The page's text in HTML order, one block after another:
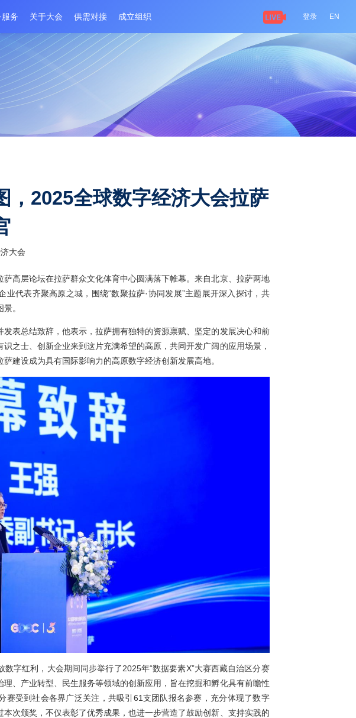
频集锦 会务服务 关于大会 供需对接
字蓝图，2025全球数字经济大会拉
收官
： 全球数字经济大会
专家学者、企业代表齐聚高原之城，围绕“数聚拉萨·协同发展”主题展开深入探讨
发展的壮丽图景。
出席闭幕式并发表总结致辞，他表示，拉萨拥有独特的资源禀赋、坚定的发展决心
诚挚欢迎更多有识之士、创新企业来到这片充满希望的高原，共同开发广阔的应用场
利，携手将拉萨建设成为具有国际影响力的高原数字经济创新发展高地。